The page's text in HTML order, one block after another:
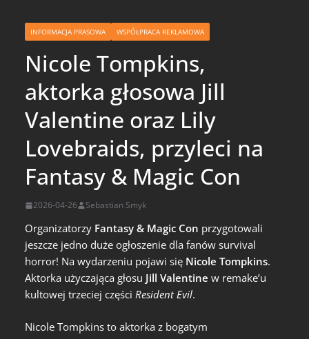
INFORMACJA PRASOWA WSPÓŁPRACA REKLAMOWA
Nicole Tompkins,
aktorka głosowa Jill
Valentine oraz Lily
Lovebraids, przyleci na
Fantasy & Magic Con
2026-04-26 Sebastian Smyk
Organizatorzy Fantasy & Magic Con przygotowali
jeszcze jedno duże ogłoszenie dla fanów survival
horror! Na wydarzeniu pojawi się Nicole Tompkins.
Aktorka użyczająca głosu Jill Valentine w remake’u
kultowej trzeciej części Resident Evil.
Nicole Tompkins to aktorka z bogatym